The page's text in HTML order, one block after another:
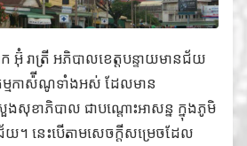
អ៊ុំ រាត្រី អភិបាលខេត្តបន្ទាយមានជ័យ
ម្មកាស៉ីណូទាំងអស់ ដែលមាន
សុខាភិបាល ជាបណ្ដោះអាសន្ន ក្នុងភូមិ
ជ័យ។ នេះបើតាមសេចក្ដីសម្រេចដែល